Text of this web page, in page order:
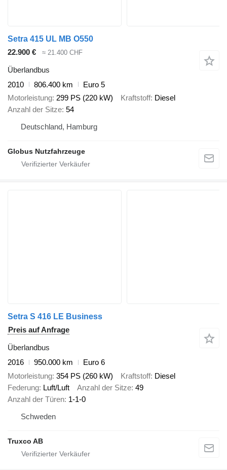
Setra 415 UL MB O550
22.900 €
≈ 21.400 CHF
Überlandbus
2010
806.400 km
Euro 5
Motorleistung 299 PS (220 kW) Kraftstoff Diesel
Anzahl der Sitze 54
Deutschland, Hamburg
Globus Nutzfahrzeuge
Setra S 416 LE Business
Preis auf Anfrage
Überlandbus
2016
950.000 km
Euro 6
Motorleistung 354 PS (260 kW) Kraftstoff Diesel
Federung Luft/Luft Anzahl der Sitze 49
Anzahl der Türen 1-1-0
Schweden
Truxco AB